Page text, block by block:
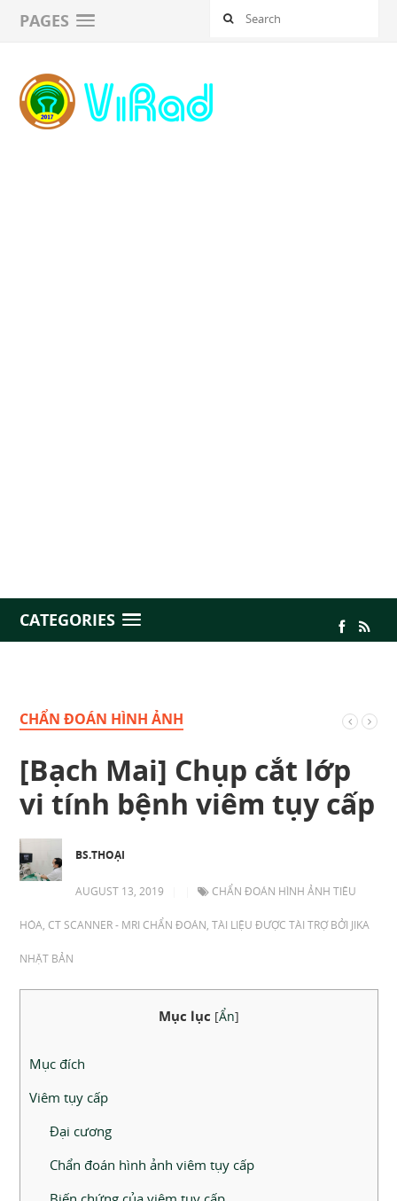
PAGES
CATEGORIES
CHẨN ĐOÁN HÌNH ẢNH
[Bạch Mai] Chụp cắt lớp
vi tính bệnh viêm tụy cấp
BS.THOẠI
AUGUST 13, 2019 CHẨN ĐOÁN HÌNH ẢNH TIÊU
HÓA,CT SCANNER - MRI CHẨN ĐOÁN,TÀI LIỆU ĐƯỢC TÀI TRỢ BỞI JIKA
NHẬT BẢN
Mục lục [Ẩn]
Mục đích
Viêm tụy cấp
Đại cương
Chẩn đoán hình ảnh viêm tụy cấp